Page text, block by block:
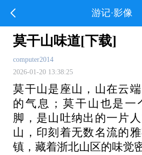
游记·影像
莫干山味道[下载]
computer2014
2026-01-20 13:38:25
莫干山是座山，山在云
的气息；莫干山也是一
脚，是山吐纳出的一片
山，印刻着无数名流的
镇，藏着浙北山区的味觉